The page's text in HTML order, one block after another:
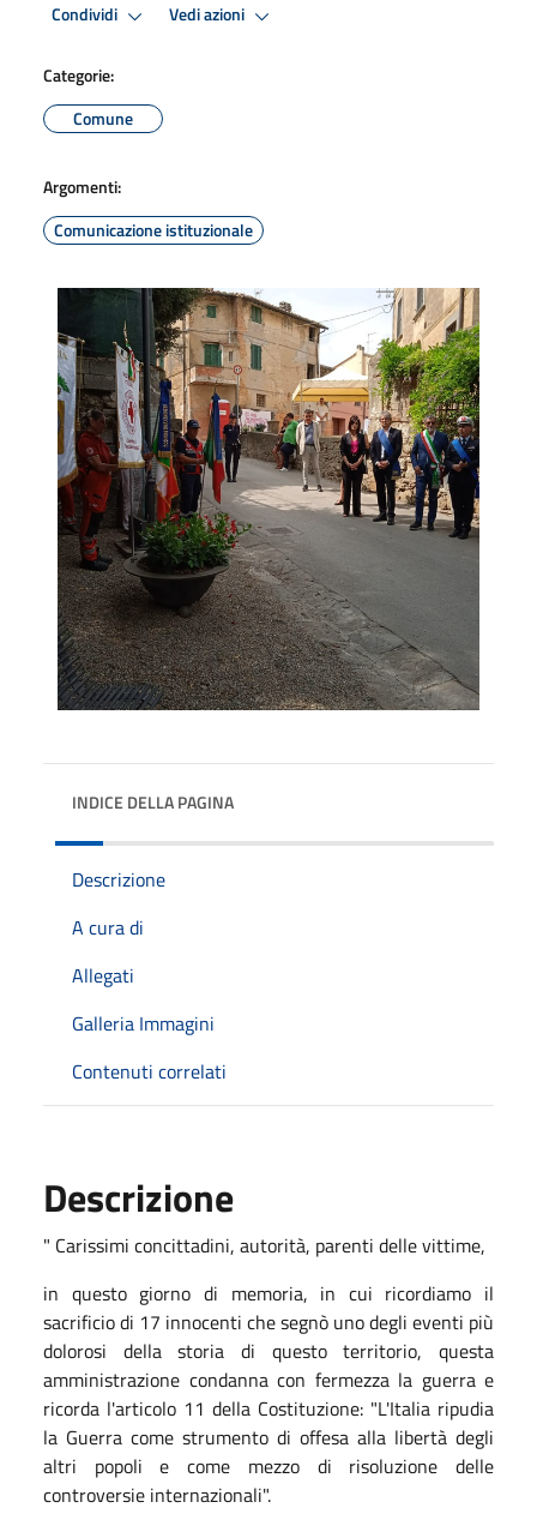
Condividi Vedi azioni
Categorie:
Comune
Argomenti:
Comunicazione istituzionale
INDICE DELLA PAGINA
Descrizione
A cura di
Allegati
Galleria Immagini
Contenuti correlati
Descrizione
" Carissimi concittadini, autorità, parenti delle vittime,
in questo giorno di memoria, in cui ricordiamo il
sacrificio di 17 innocenti che segnò uno degli eventi più
dolorosi della storia di questo territorio, questa
amministrazione condanna con fermezza la guerra e
ricorda l'articolo 11 della Costituzione: "L'Italia ripudia
la Guerra come strumento di offesa alla libertà degli
altri popoli e come mezzo di risoluzione delle
controversie internazionali".